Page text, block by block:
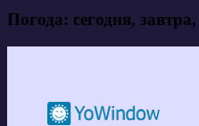
Погода: сегодня,